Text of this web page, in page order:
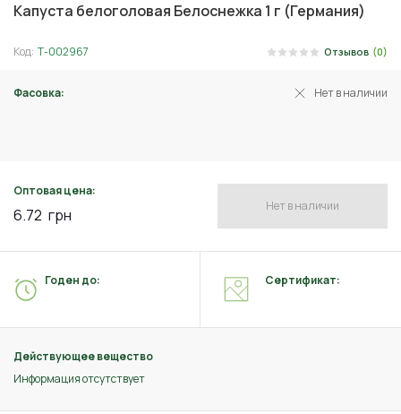
Капуста белоголовая Белоснежка 1 г (Германия)
Код: Т-002967 Отзывов (0)
Фасовка: Нет в наличии
Оптовая цена:
6.72 грн Нет в наличии
Действующее вещество
Информация отсутствует
Годен до: Сертификат: